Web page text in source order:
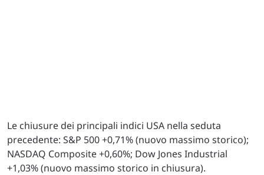
Le chiusure dei principali indici USA nella seduta
precedente: S&P 500 +0,71% (nuovo massimo storico);
NASDAQ Composite +0,60%; Dow Jones Industrial
+1,03% (nuovo massimo storico in chiusura).